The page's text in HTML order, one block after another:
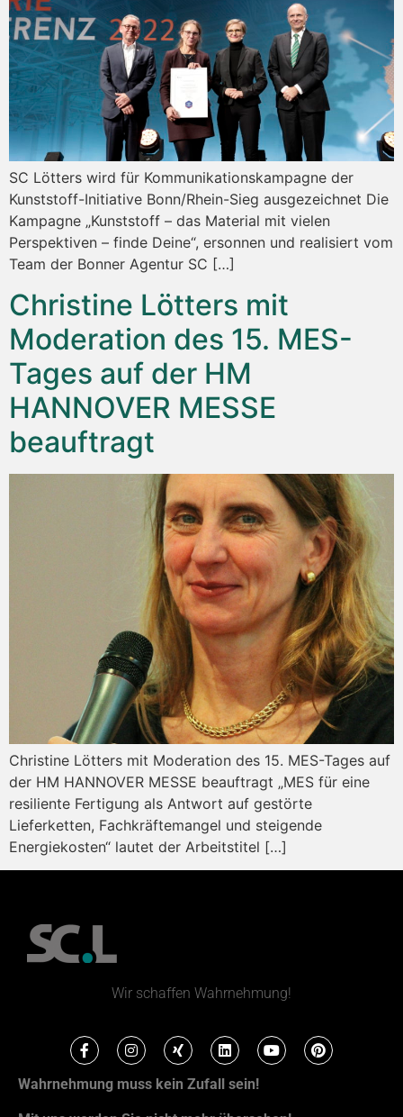
SC Lötters wird für Kommunikationskampagne der
Kunststoff-Initiative Bonn/Rhein-Sieg ausgezeichnet Die
Kampagne „Kunststoff – das Material mit vielen
Perspektiven – finde Deine“, ersonnen und realisiert vom
Team der Bonner Agentur SC […]
Christine Lötters mit
Moderation des 15. MES-
Tages auf der HM
HANNOVER MESSE
beauftragt
Christine Lötters mit Moderation des 15. MES-Tages auf
der HM HANNOVER MESSE beauftragt „MES für eine
resiliente Fertigung als Antwort auf gestörte
Lieferketten, Fachkräftemangel und steigende
Energiekosten“ lautet der Arbeitstitel […]
Wir schaffen Wahrnehmung!
Wahrnehmung muss kein Zufall sein!